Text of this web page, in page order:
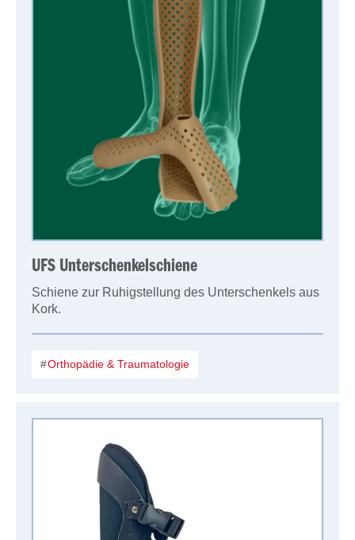
UFS Unterschenkelschiene
Schiene zur Ruhigstellung des Unterschenkels aus
Kork.
Orthopädie & Traumatologie